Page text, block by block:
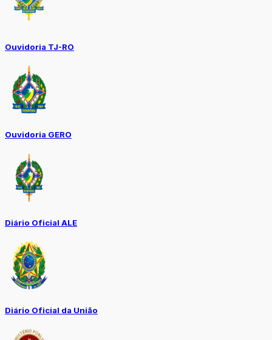
Ouvidoria TJ-RO
Ouvidoria GERO
Diário Oficial ALE
Diário Oficial da União